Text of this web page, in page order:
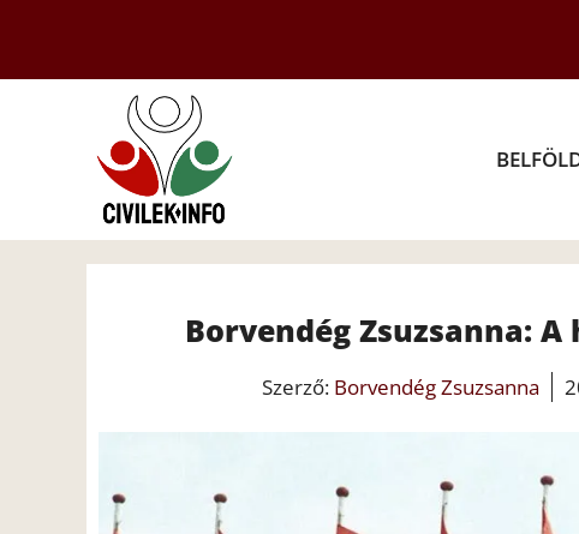
tartalomba
Borvendég Zsuzsanna:
Szerző: Borvendég Zsuzsanna